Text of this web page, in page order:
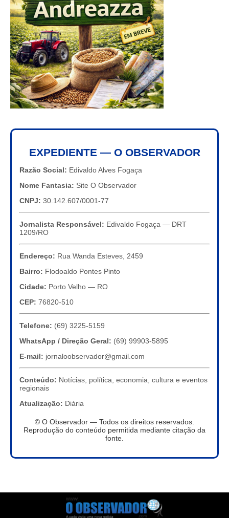
EXPEDIENTE — O OBSERVADOR
Razão Social: Edivaldo Alves Fogaça
Nome Fantasia: Site O Observador
CNPJ: 30.142.607/0001-77
Jornalista Responsável: Edivaldo Fogaça — DRT
1209/RO
Endereço: Rua Wanda Esteves, 2459
Bairro: Flodoaldo Pontes Pinto
Cidade: Porto Velho — RO
CEP: 76820-510
Telefone: (69) 3225-5159
WhatsApp / Direção Geral: (69) 99903-5895
E-mail: jornaloobservador@gmail.com
Conteúdo: Notícias, política, economia, cultura e eventos
regionais
Atualização: Diária
© O Observador — Todos os direitos reservados.
Reprodução do conteúdo permitida mediante citação da
fonte.